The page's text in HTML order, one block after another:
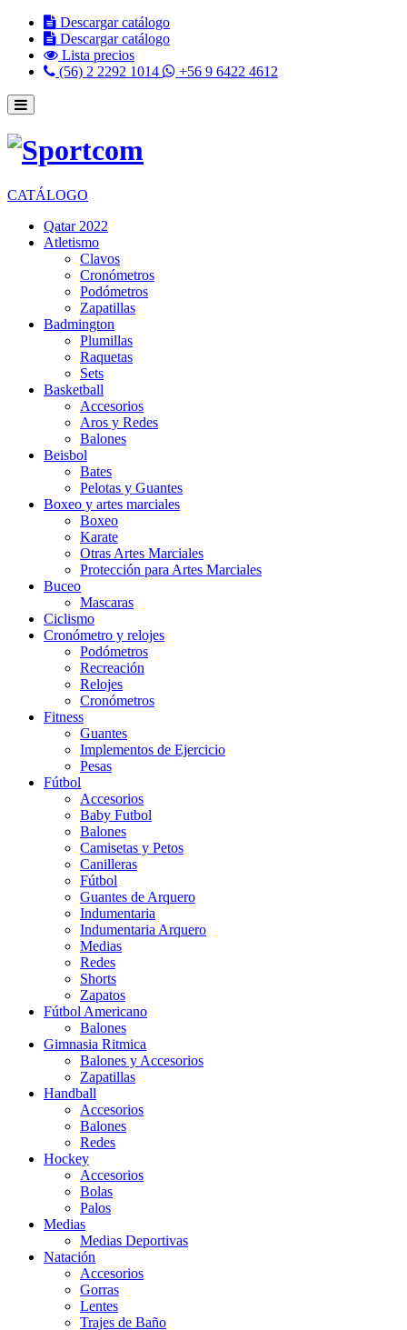
Descargar catálogo
Descargar catálogo
Lista precios
(56) 2 2292 1014
+56 9 6422 4612
CATÁLOGO
Qatar 2022
Atletismo
Clavos
Cronómetros
Podómetros
Zapatillas
Badmington
Plumillas
Raquetas
Sets
Basketball
Accesorios
Aros y Redes
Balones
Beisbol
Bates
Pelotas y Guantes
Boxeo y artes marciales
Boxeo
Karate
Otras Artes Marciales
Protección para Artes Marciales
Buceo
Mascaras
Ciclismo
Cronómetro y relojes
Podómetros
Recreación
Relojes
Cronómetros
Fitness
Guantes
Implementos de Ejercicio
Pesas
Fútbol
Accesorios
Baby Futbol
Balones
Camisetas y Petos
Canilleras
Fútbol
Guantes de Arquero
Indumentaria
Indumentaria Arquero
Medias
Redes
Shorts
Zapatos
Fútbol Americano
Balones
Gimnasia Ritmica
Balones y Accesorios
Zapatillas
Handball
Accesorios
Balones
Redes
Hockey
Accesorios
Bolas
Palos
Medias
Medias Deportivas
Natación
Accesorios
Gorras
Lentes
Trajes de Baño